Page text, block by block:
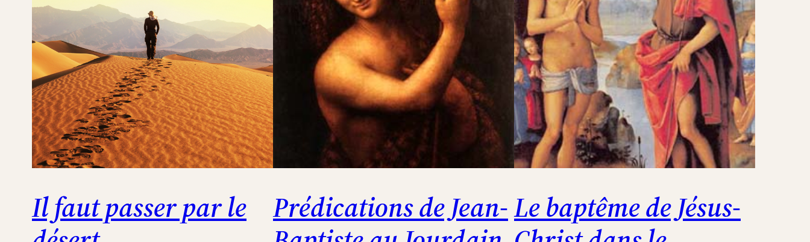
Il faut passer par le
Prédications de Jean-Le baptême de Jésus-